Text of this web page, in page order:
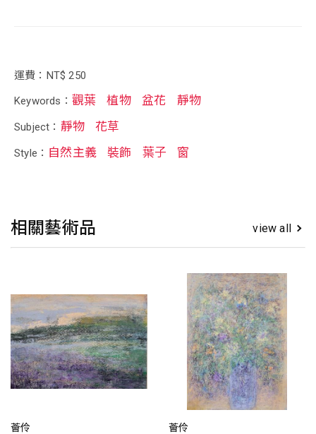
運費：NT$ 250
Keywords： 觀葉 植物 盆花 靜物
Subject： 靜物 花草
Style： 自然主義 裝飾 葉子 窗
相關藝術品 view all
薈伶 薈伶